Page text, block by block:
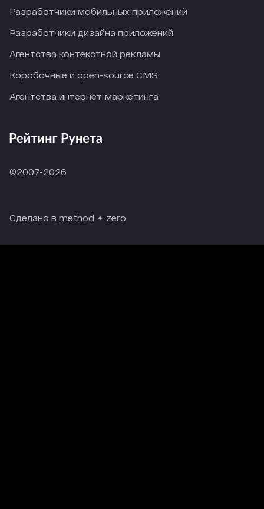
Разработчики мобильных приложений
Разработчики дизайна приложений
Агентства контекстной рекламы
Коробочные и open-source CMS
Агентства интернет-маркетинга
©2007-2026
Сделано в method ✦ zero